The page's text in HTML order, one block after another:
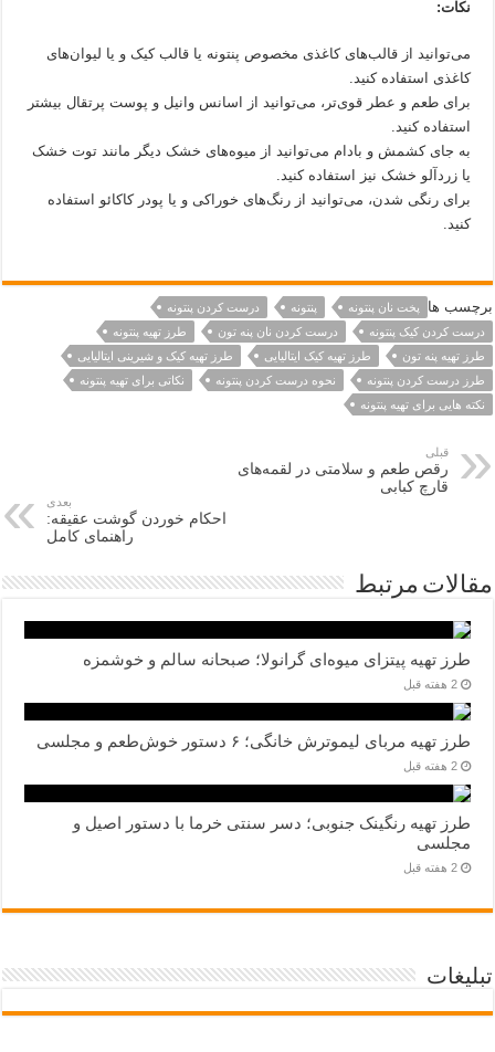
نکات:
می‌توانید از قالب‌های کاغذی مخصوص پنتونه یا قالب کیک و یا لیوان‌های
کاغذی استفاده کنید.
برای طعم و عطر قوی‌تر، می‌توانید از اسانس وانیل و پوست پرتقال بیشتر
استفاده کنید.
به جای کشمش و بادام می‌توانید از میوه‌های خشک دیگر مانند توت خشک
یا زردآلو خشک نیز استفاده کنید.
برای رنگی شدن، می‌توانید از رنگ‌های خوراکی و یا پودر کاکائو استفاده
کنید.
برچسب ها پخت نان پنتونه پنتونه
درست کردن پنتونه
درست کردن کیک پنتونه
درست کردن نان پنه تون
طرز تهیه پنتونه
طرز تهیه پنه تون
طرز تهیه کیک ایتالیایی
طرز تهیه کیک و شیرینی ایتالیایی
طرز درست کردن پنتونه
نحوه درست کردن پنتونه
نکاتی برای تهیه پنتونه
نکته هایی برای تهیه پنتونه
قبلی
رقص طعم و سلامتی در لقمه‌های
قارچ کبابی
بعدی
احکام خوردن گوشت عقیقه:
راهنمای کامل
مقالات مرتبط
طرز تهیه پیتزای میوه‌ای گرانولا؛ صبحانه سالم و خوشمزه
2 هفته قبل
طرز تهیه مربای لیموترش خانگی؛ ۶ دستور خوش‌طعم و مجلسی
2 هفته قبل
طرز تهیه رنگینک جنوبی؛ دسر سنتی خرما با دستور اصیل و
مجلسی
2 هفته قبل
تبلیغات